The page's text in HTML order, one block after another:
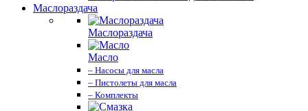
Маслораздача
Маслораздача
Масло
– Насосы для масла
– Пистолеты для масла
– Комплекты